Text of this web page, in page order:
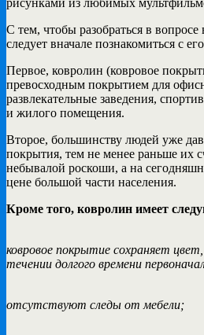
С тем, чтобы разобраться в
следует вначале познакомиться с
Первое, ковролин (ковровое
превосходным покрытием для
развлекательные заведения,
и жилого помещения.
Второе, большинству людей уже
покрытия, тем не менее раньше их
небывалой роскоши, а на
цене большой части населения.
Кроме того, ковролин имеет
ковровое покрытие сохраняет
течении долгого времени
отсутствуют следы от мебели;